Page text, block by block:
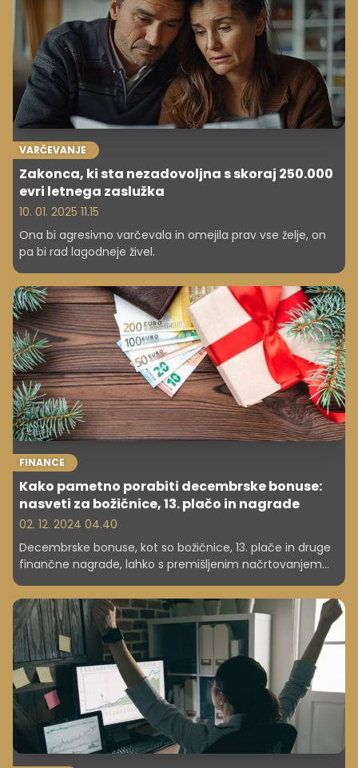
VARČEVANJE
Zakonca, ki sta nezadovoljna s skoraj 250.000
evri letnega zaslužka
10. 01. 2025 11.15
Ona bi agresivno varčevala in omejila prav vse želje, on
pa bi rad lagodneje živel.
FINANCE
Kako pametno porabiti decembrske bonuse:
nasveti za božičnice, 13. plačo in nagrade
02. 12. 2024 04.40
Decembrske bonuse, kot so božičnice, 13. plače in druge
finančne nagrade, lahko s premišljenim načrtovanjem
odgovorno porabiti ta sredstva? Od poplačila dolgov in
ustvarjanja varnostne rezerve do vlaganja, pokojninskega
varčevanja in financiranja izobraževanja. Z ravnovesjem
med odgovorno porabo in uživanjem lahko leto zaključite
finančno močnejši in brez nepotrebnih obremenitev.